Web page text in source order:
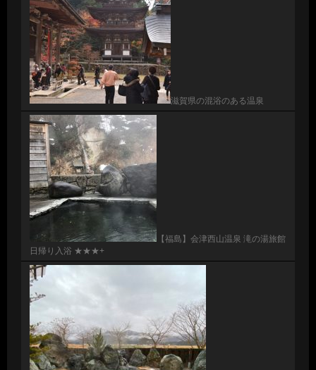
滋賀県の混浴のある温泉
【福島】会津西山温泉 滝の湯旅館
日帰り入浴 ★★★+